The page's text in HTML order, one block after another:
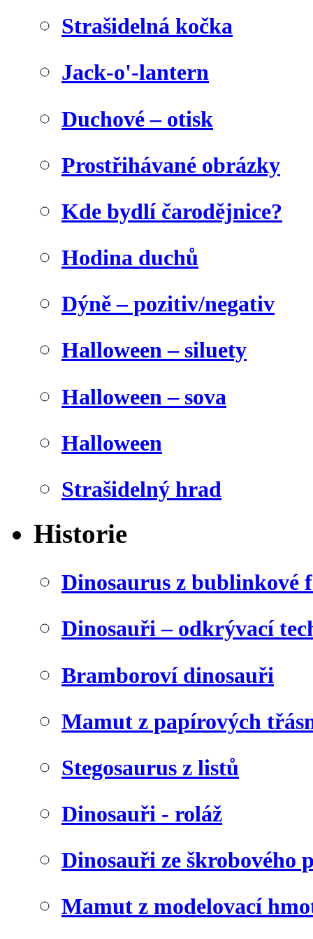
Strašidelná kočka
Jack-o'-lantern
Duchové – otisk
Prostřihávané obrázky
Kde bydlí čarodějnice?
Hodina duchů
Dýně – pozitiv/negativ
Halloween – siluety
Halloween – sova
Halloween
Strašidelný hrad
Historie
Dinosaurus z bublinkové
Dinosauři – odkrývací
Bramboroví dinosauři
Mamut z papírových
Stegosaurus z listů
Dinosauři - roláž
Dinosauři ze škrobového
Mamut z modelovací